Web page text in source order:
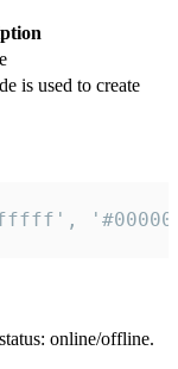
is used to create
online/offline.